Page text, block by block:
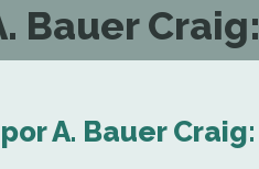
Bauer Craig:
A. Bauer Craig: